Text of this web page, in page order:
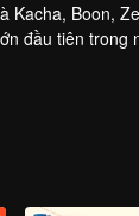
Boon,
đầu tiên trong
Cô là một linh
loạt những
trong sự tưởng